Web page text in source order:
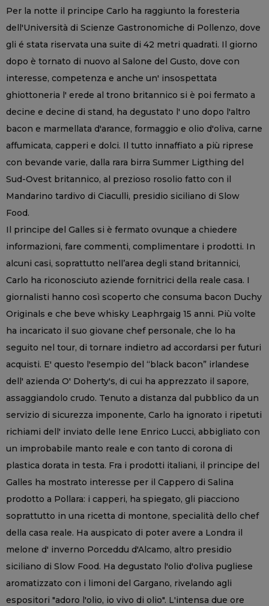
Per la notte il principe Carlo ha raggiunto la foresteria
dell'Università di Scienze Gastronomiche di Pollenzo, dove
gli é stata riservata una suite di 42 metri quadrati. Il giorno
dopo è tornato di nuovo al Salone del Gusto, dove con
interesse, competenza e anche un' insospettata
ghiottoneria l' erede al trono britannico si è poi fermato a
decine e decine di stand, ha degustato l' uno dopo l'altro
bacon e marmellata d'arance, formaggio e olio d'oliva, carne
affumicata, capperi e dolci. Il tutto innaffiato a più riprese
con bevande varie, dalla rara birra Summer Ligthing del
Sud-Ovest britannico, al prezioso rosolio fatto con il
Mandarino tardivo di Ciaculli, presidio siciliano di Slow
Food.
Il principe del Galles si è fermato ovunque a chiedere
informazioni, fare commenti, complimentare i prodotti. In
alcuni casi, soprattutto nell’area degli stand britannici,
Carlo ha riconosciuto aziende fornitrici della reale casa. I
giornalisti hanno così scoperto che consuma bacon Duchy
Originals e che beve whisky Leaphrgaig 15 anni. Più volte
ha incaricato il suo giovane chef personale, che lo ha
seguito nel tour, di tornare indietro ad accordarsi per futuri
acquisti. E' questo l'esempio del “black bacon” irlandese
dell' azienda O' Doherty's, di cui ha apprezzato il sapore,
assaggiandolo crudo. Tenuto a distanza dal pubblico da un
servizio di sicurezza imponente, Carlo ha ignorato i ripetuti
richiami dell' inviato delle Iene Enrico Lucci, abbigliato con
un improbabile manto reale e con tanto di corona di
plastica dorata in testa. Fra i prodotti italiani, il principe del
Galles ha mostrato interesse per il Cappero di Salina
prodotto a Pollara: i capperi, ha spiegato, gli piacciono
soprattutto in una ricetta di montone, specialità dello chef
della casa reale. Ha auspicato di poter avere a Londra il
melone d' inverno Porceddu d'Alcamo, altro presidio
siciliano di Slow Food. Ha degustato l'olio d'oliva pugliese
aromatizzato con i limoni del Gargano, rivelando agli
espositori "adoro l'olio, io vivo di olio". L'intensa due ore